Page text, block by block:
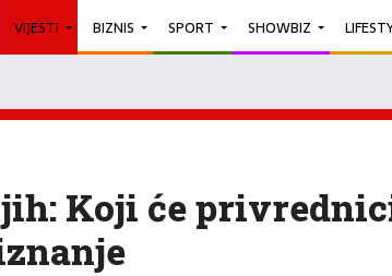
VIJESTI BIZNIS SPORT SHOWBIZ
Koji će